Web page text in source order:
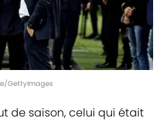
GettyImages
de saison, celui qui était